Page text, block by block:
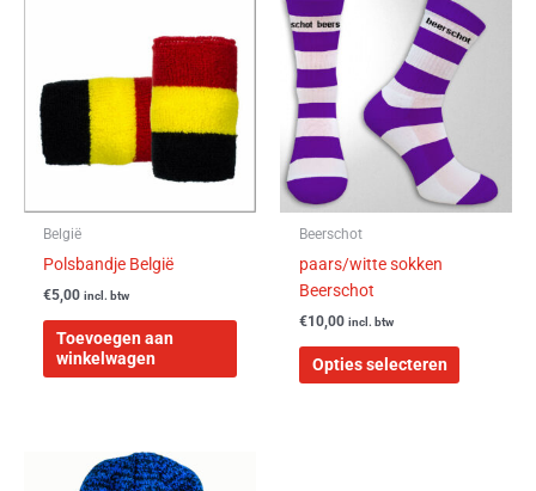
België
Polsbandje België
€5,00 incl. btw
Toevoegen aan
winkelwagen
Beerschot
paars/witte sokken
Beerschot
€10,00 incl. btw
Opties selecteren
product
heeft
meerdere
kan
gekozen